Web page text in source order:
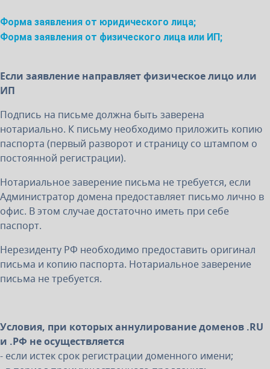
Форма заявления от юридического лица;
Форма заявления от физического лица или ИП;
Если заявление направляет физическое лицо или
ИП
Подпись на письме должна быть заверена
нотариально. К письму необходимо приложить копию
паспорта (первый разворот и страницу со штампом о
постоянной регистрации).
Нотариальное заверение письма не требуется, если
Администратор домена предоставляет письмо лично в
офис. В этом случае достаточно иметь при себе
паспорт.
Нерезиденту РФ необходимо предоставить оригинал
письма и копию паспорта. Нотариальное заверение
письма не требуется.
Условия, при которых аннулирование доменов .RU
и .РФ не осуществляется
- если истек срок регистрации доменного имени;